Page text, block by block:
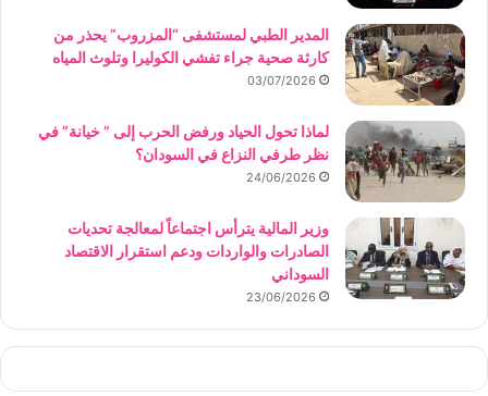
المدير الطبي لمستشفى “المزروب” يحذر من
كارثة صحية جراء تفشي الكوليرا وتلوث المياه
03/07/2026
لماذا تحول الحياد ورفض الحرب إلى ” خيانة” في
نظر طرفي النزاع في السودان؟
24/06/2026
وزير المالية يترأس اجتماعاً لمعالجة تحديات
الصادرات والواردات ودعم استقرار الاقتصاد
السوداني
23/06/2026